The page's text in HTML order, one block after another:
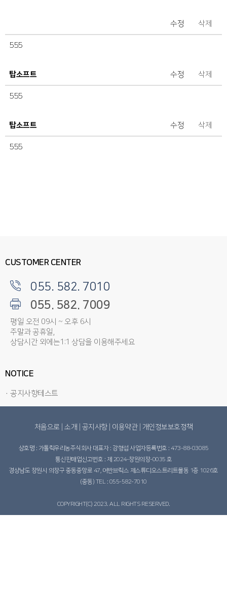
수정 삭제
555
탑소프트 수정 삭제
555
탑소프트 수정 삭제
555
CUSTOMER CENTER
055. 582. 7010
055. 582. 7009
평일 오전 09시 ~ 오후 6시
주말과 공휴일,
상담시간 외에는1:1 상담을 이용해주세요
NOTICE
· 공지사항테스트
처음으로 소개 공지사항| 이용약관| 개인정보보호정책
상호명 : 가톨릭우리농주식회사 대표자 : 강형섭 사업자등록번호 : 473-88-03085
통신판매업신고번호 : 제 2024-창원의창-0035 호
경상남도 창원시 의창구 중동중앙로 47, 어반브릭스 제스튜디오스트리트몰동 1층 1026호
(중동) TEL : 055-582-7010
COPYRIGHT(C) 2023. ALL RIGHTS RESERVED.